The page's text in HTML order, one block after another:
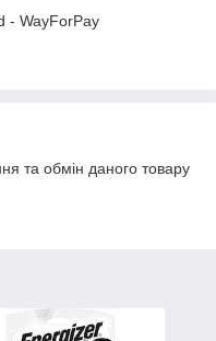
- WayForPay
та обмін даного товару